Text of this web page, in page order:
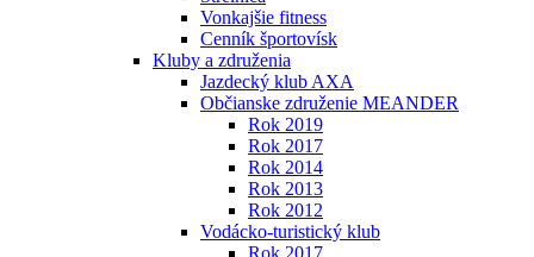
Vonkajšie fitness
Cenník športovísk
Kluby a združenia
Jazdecký klub AXA
Občianske združenie MEANDER
Rok 2019
Rok 2017
Rok 2014
Rok 2013
Rok 2012
Vodácko-turistický klub
Rok 2017